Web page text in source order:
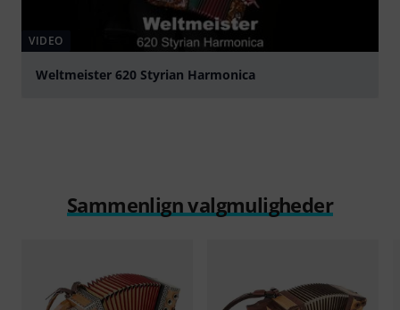
VIDEO
Weltmeister 620 Styrian Harmonica
Sammenlign valgmuligheder